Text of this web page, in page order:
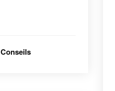
Conseils